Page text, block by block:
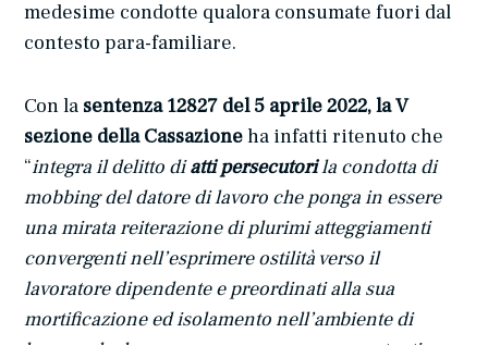
medesime condotte qualora consumate fuori dal
contesto para-familiare.
Con la sentenza 12827 del 5 aprile 2022, la V
sezione della Cassazioneha infatti ritenuto che
“integra il delitto diatti persecutorila condotta di
mobbing del datore di lavoro che ponga in essere
una mirata reiterazione di plurimi atteggiamenti
convergenti nell’esprimere ostilità verso il
lavoratore dipendente e preordinati alla sua
mortificazione ed isolamento nell’ambiente di